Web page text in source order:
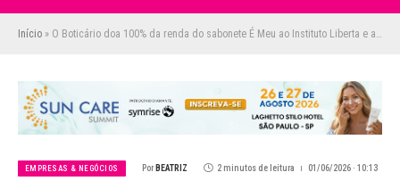
Início » O Boticário doa 100% da renda do sabonete É Meu ao Instituto Liberta e amplia ação infantil
EMPRESAS & NEGÓCIOS Por BEATRIZ 2 minutos de leitura 01/06/2026 · 10:13